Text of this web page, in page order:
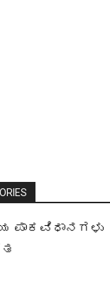
ಪಾಕವಿಧಾನಗಳು